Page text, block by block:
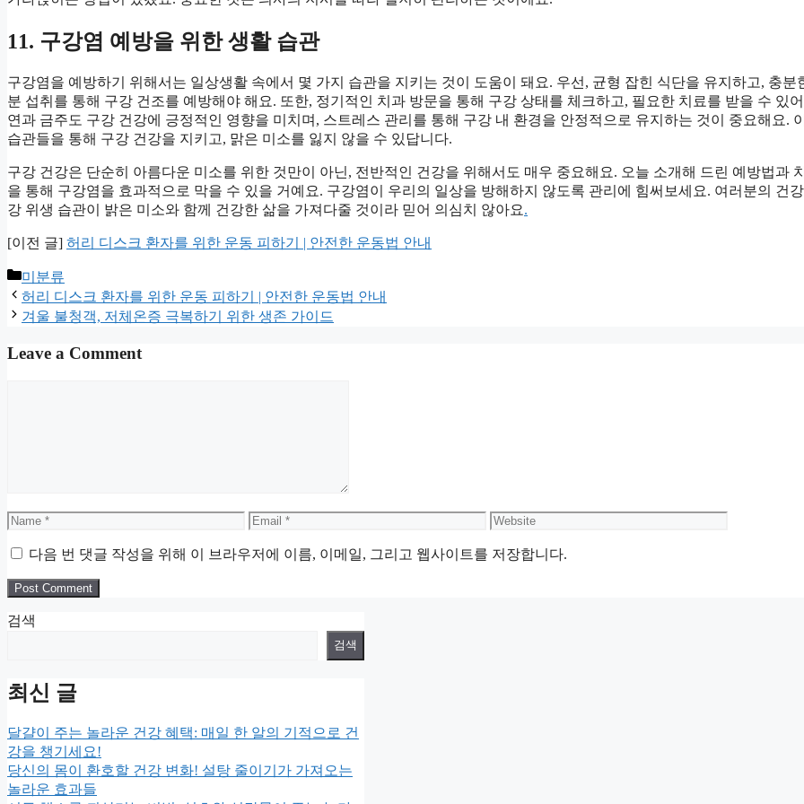
11. 구강염 예방을 위한 생활 습관
구강염을 예방하기 위해서는 일상생활 속에서 몇 가지 습관을 지키는 것이 도움이 돼요. 우선, 균형 잡힌 식단을 유지하고, 충분
분 섭취를 통해 구강 건조를 예방해야 해요. 또한, 정기적인 치과 방문을 통해 구강 상태를 체크하고, 필요한 치료를 받을 수 있
연과 금주도 구강 건강에 긍정적인 영향을 미치며, 스트레스 관리를 통해 구강 내 환경을 안정적으로 유지하는 것이 중요해요.
습관들을 통해 구강 건강을 지키고, 맑은 미소를 잃지 않을 수 있답니다.
구강 건강은 단순히 아름다운 미소를 위한 것만이 아닌, 전반적인 건강을 위해서도 매우 중요해요. 오늘 소개해 드린 예방법과
을 통해 구강염을 효과적으로 막을 수 있을 거예요. 구강염이 우리의 일상을 방해하지 않도록 관리에 힘써보세요. 여러분의 건
강 위생 습관이 밝은 미소와 함께 건강한 삶을 가져다줄 것이라 믿어 의심치 않아요.
[이전 글] 허리 디스크 환자를 위한 운동 피하기 | 안전한 운동법 안내
Categories
미분류
허리 디스크 환자를 위한 운동 피하기 | 안전한 운동법 안내
겨울 불청객, 저체온증 극복하기 위한 생존 가이드
Leave a Comment
Name Email Website
다음 번 댓글 작성을 위해 이 브라우저에 이름, 이메일, 그리고 웹사이트를 저장합니다.
검색
검색
최신 글
달걀이 주는 놀라운 건강 혜택: 매일 한 알의 기적으로 건
강을 챙기세요!
당신의 몸이 환호할 건강 변화! 설탕 줄이기가 가져오는
놀라운 효과들